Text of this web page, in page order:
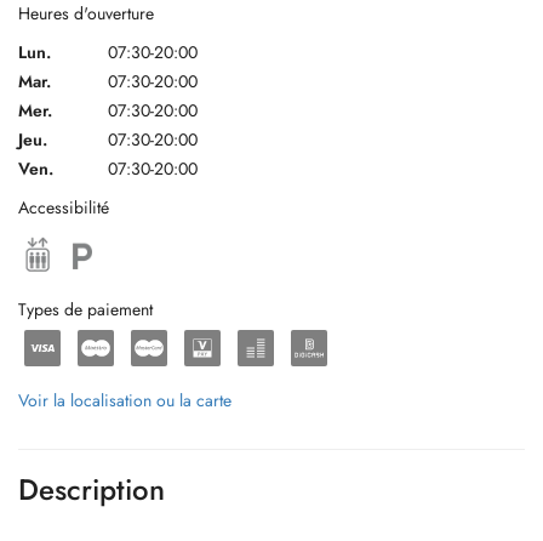
Heures d'ouverture
Lun.
07:30-20:00
Mar.
07:30-20:00
Mer.
07:30-20:00
Jeu.
07:30-20:00
Ven.
07:30-20:00
Accessibilité
Types de paiement
Voir la localisation ou la carte
Description